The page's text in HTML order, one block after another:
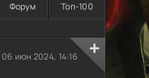
Форум Топ-100
06 июн 2024, 14:16